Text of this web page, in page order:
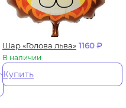
Шар «Голова льва» 1160₽
В наличии
Купить